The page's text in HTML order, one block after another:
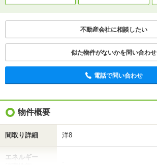
不動産会社に相談したい
似た物件がないかを問い合わせ
電話で問い合わせ
物件概要
間取り詳細 洋8
エネルギー